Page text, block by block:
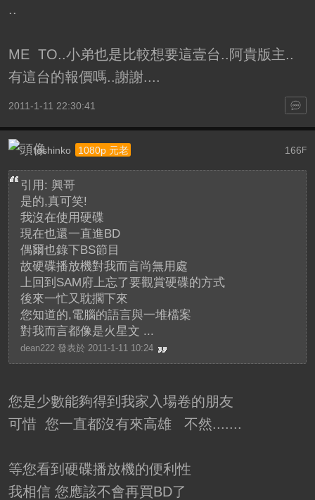
..
ME TO..小弟也是比較想要這壹台..阿貴版主..
有這台的報價嗎..謝謝....
2011-1-11 22:30:41
166 F
toshinko 1080p 元老
引用: 興哥
是的,真可笑!
我沒在使用硬碟
現在也還一直進BD
偶爾也錄下BS節目
故硬碟播放機對我而言尚無用處
上回到SAM府上忘了要觀賞硬碟的方式
後來一忙又耽擱下來
您知道的,電腦的語言與一堆檔案
對我而言都像是火星文 ...
dean222 發表於 2011-1-11 10:24
您是少數能夠得到我家入場卷的朋友
可惜 您一直都沒有來高雄 不然.......
等您看到硬碟播放機的便利性
我相信 您應該不會再買BD了